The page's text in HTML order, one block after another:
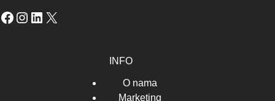
Facebook
Instagram
LinkedIn
X
INFO
O nama
Marketing